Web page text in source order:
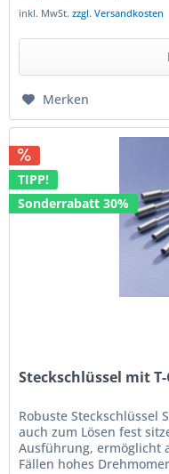
inkl. MwSt.zzgl. Versandkosten
Merken
TIPP!
Sonderrabatt 30%
Steckschlüssel mit
Robuste Steckschlüssel
auch zum Lösen fest
Ausführung, ermöglicht
Fällen hohes